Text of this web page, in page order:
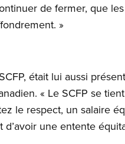
de fermer, que
»
était lui aussi
« Le SCFP se
le respect, un salaire
une entente